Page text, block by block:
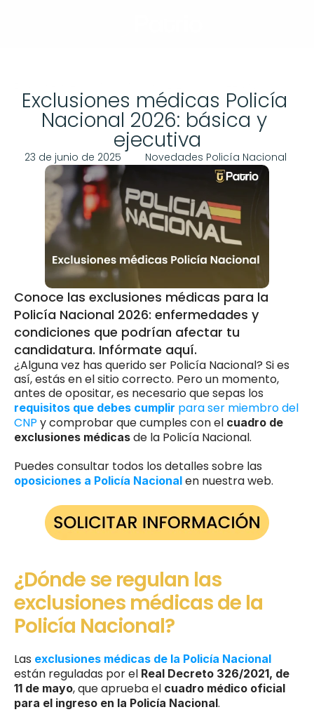
Exclusiones médicas Policía
Nacional 2026: básica y
ejecutiva
23 de junio de 2025 Novedades Policía Nacional
Conoce las exclusiones médicas para la
Policía Nacional 2026: enfermedades y
condiciones que podrían afectar tu
candidatura. Infórmate aquí.
¿Alguna vez has querido ser Policía Nacional? Si es
así, estás en el sitio correcto. Pero un momento,
requisitos que debes cumplir para ser miembro del
CNP y comprobar que cumples con el cuadro de
exclusiones médicas de la Policía Nacional.
Puedes consultar todos los detalles sobre las
oposiciones a Policía Nacional en nuestra web.
¿Dónde se regulan las
exclusiones médicas de la
Policía Nacional?
Las exclusiones médicas de la Policía Nacional
están reguladas por el Real Decreto 326/2021, de
11 de mayo, que aprueba el cuadro médico oficial
para el ingreso en la Policía Nacional.